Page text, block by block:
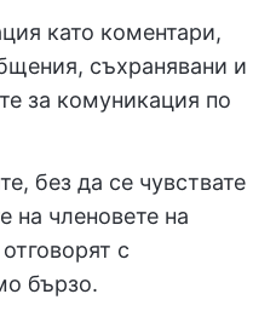
като коментари,
съхранявани и
за комуникация по
без да се чувствате
на членовете на
с
бързо.